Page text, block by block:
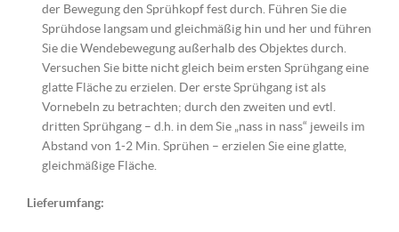
der Bewegung den Sprühkopf fest durch. Führen Sie die
Sprühdose langsam und gleichmäßig hin und her und führen
Sie die Wendebewegung außerhalb des Objektes durch.
Versuchen Sie bitte nicht gleich beim ersten Sprühgang eine
glatte Fläche zu erzielen. Der erste Sprühgang ist als
Vornebeln zu betrachten; durch den zweiten und evtl.
dritten Sprühgang – d.h. in dem Sie „nass in nass“ jeweils im
Abstand von 1-2 Min. Sprühen – erzielen Sie eine glatte,
gleichmäßige Fläche.
Lieferumfang: